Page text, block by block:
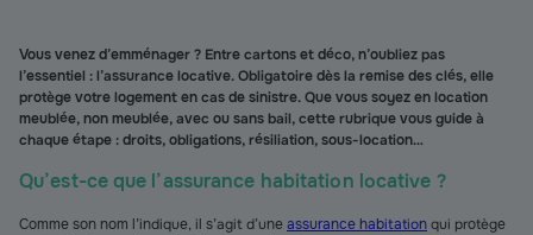
Vous venez d’emménager ? Entre cartons et déco, n’oubliez pas
l’essentiel : l’assurance locative. Obligatoire dès la remise des clés, elle
protège votre logement en cas de sinistre. Que vous soyez en location
meublée, non meublée, avec ou sans bail, cette rubrique vous guide à
chaque étape : droits, obligations, résiliation, sous-location…
Qu’est-ce que l’assurance habitation locative ?
Comme son nom l’indique, il s’agit d’uneassurance habitationqui protège